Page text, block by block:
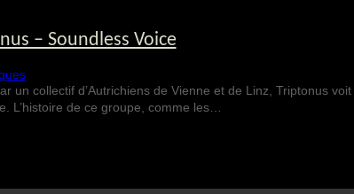
– Soundless Voice
un collectif d’Autrichiens de Vienne et de Linz, Triptonus
L’histoire de ce groupe, comme les…